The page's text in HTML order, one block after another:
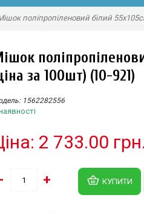
поліпропіленовий білий
за 100шт) (10-921)
1562282556
2 733.00
- + КУПИТИ